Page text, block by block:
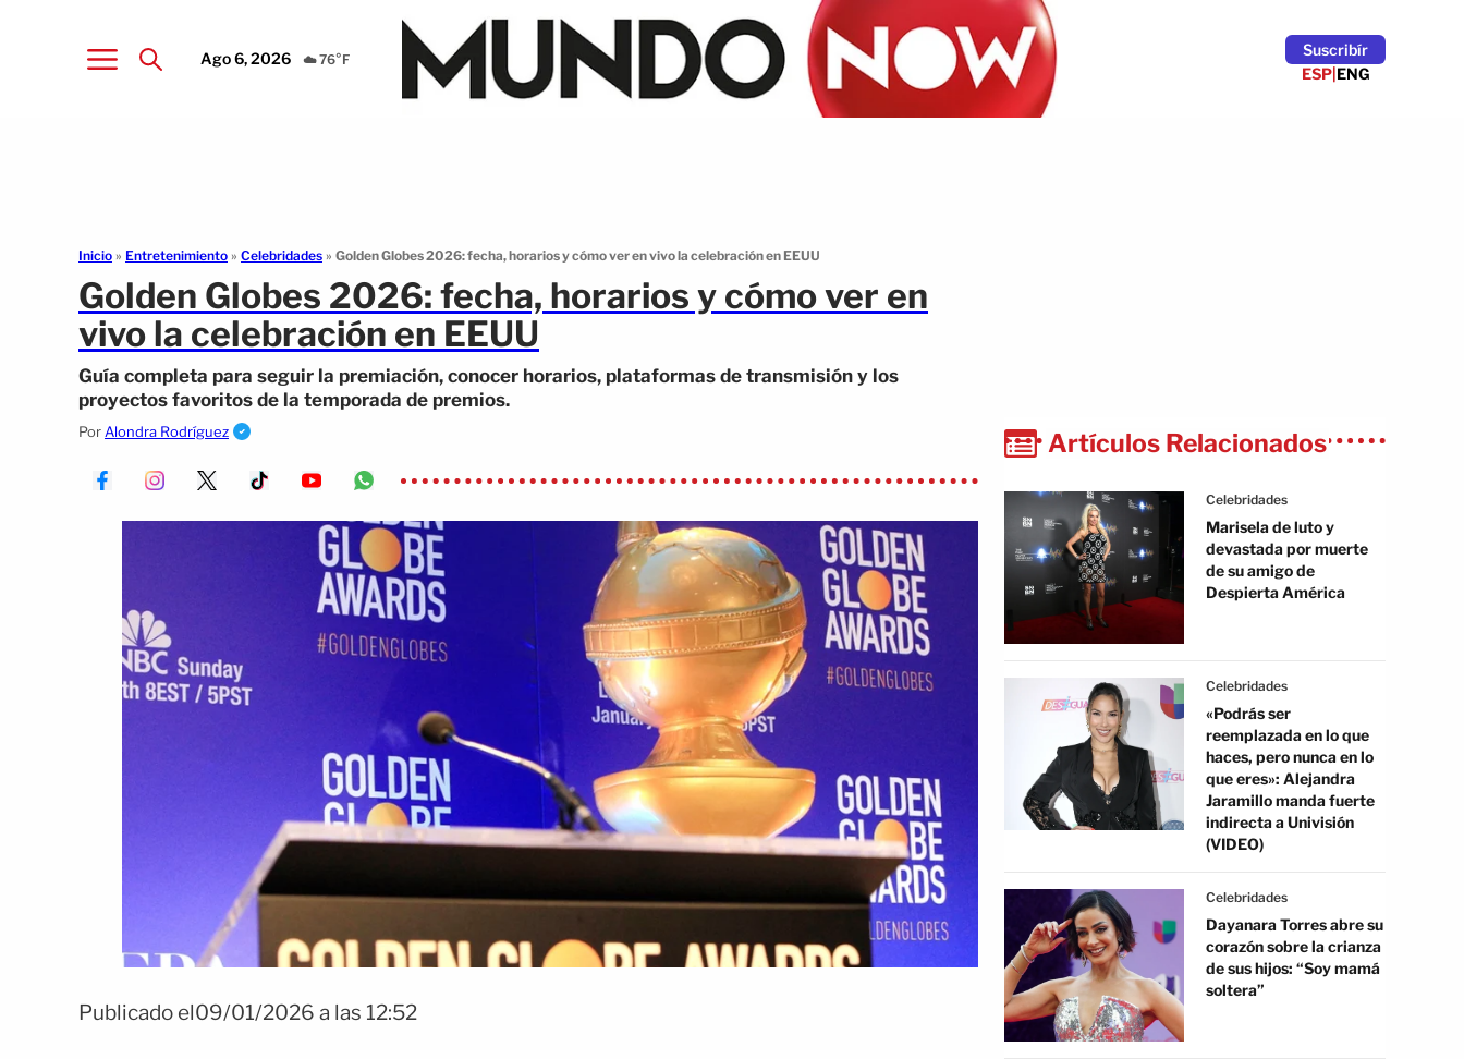
Ago 6, 2026 ☁️ 76°F
Suscribír
ESP|ENG
Inicio » Entretenimiento » Celebridades » Golden Globes 2026: fecha, horarios y cómo ver en vivo la celebración en EEUU
Golden Globes 2026: fecha, horarios y cómo ver en
vivo la celebración en EEUU
Guía completa para seguir la premiación, conocer horarios, plataformas de transmisión y los
proyectos favoritos de la temporada de premios.
Por Alondra Rodríguez
Publicado el09/01/2026 a las 12:52
Artículos Relacionados
Celebridades
Marisela de luto y
devastada por muerte
de su amigo de
Despierta América
Celebridades
«Podrás ser
reemplazada en lo que
haces, pero nunca en lo
que eres»: Alejandra
Jaramillo manda fuerte
indirecta a Univisión
(VIDEO)
Celebridades
Dayanara Torres abre su
corazón sobre la crianza
de sus hijos: “Soy mamá
soltera”